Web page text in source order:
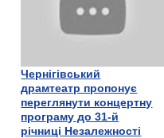
Чернігівський
драмтеатр пропонує
переглянути концертну
програму до 31-й
річниці Незалежності